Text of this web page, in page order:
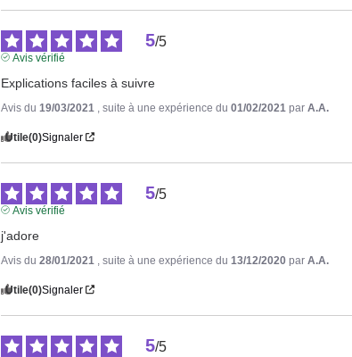
5/5
Avis vérifié
Explications faciles à suivre
Avis du 19/03/2021 , suite à une expérience du01/02/2021 parA.A.
Utile(0)Signaler
5/5
Avis vérifié
j'adore
Avis du28/01/2021 , suite à une expérience du 13/12/2020 parA.A.
Utile(0)Signaler
5/5